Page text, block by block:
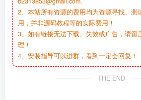
2、本站所有资源的费用均为资源寻找、测
用，并非源码教程等的实际费用！
3、如有链接无法下载、失效或广告，请留
理！
4、安装指导可以进群，看到一定会回复！
THE END